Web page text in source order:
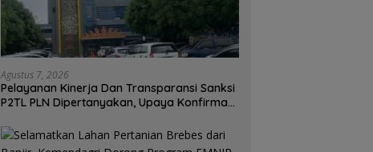
Agustus 7, 2026
Pelayanan Kinerja Dan Transparansi Sanksi
P2TL PLN Dipertanyakan, Upaya Konfirmasi